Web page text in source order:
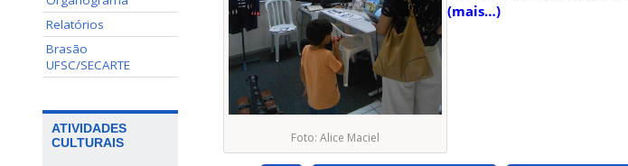
Relatórios
Brasão
UFSC/SECARTE
ATIVIDADES
CULTURAIS
Foto: Alice Maciel
(mais…)